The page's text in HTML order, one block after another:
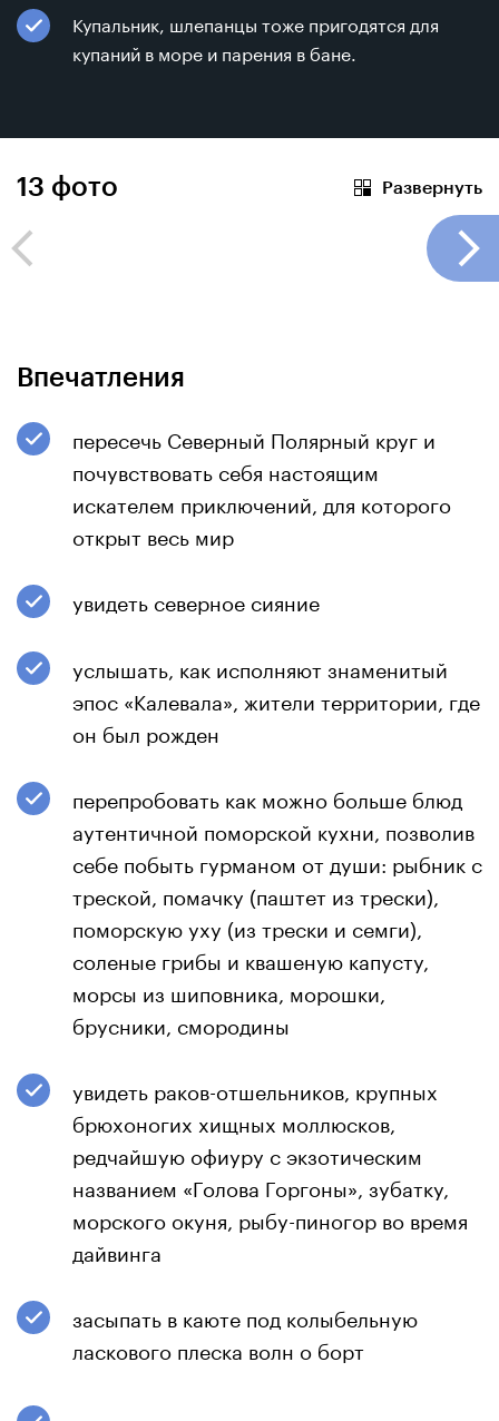
Купальник, шлепанцы тоже пригодятся для
купаний в море и парения в бане.
13 фото Развернуть
Впечатления
пересечь Северный Полярный круг и
почувствовать себя настоящим
искателем приключений, для которого
открыт весь мир
увидеть северное сияние
услышать, как исполняют знаменитый
эпос «Калевала», жители территории, где
он был рожден
перепробовать как можно больше блюд
аутентичной поморской кухни, позволив
себе побыть гурманом от души: рыбник с
треской, помачку (паштет из трески),
поморскую уху (из трески и семги),
соленые грибы и квашеную капусту,
морсы из шиповника, морошки,
брусники, смородины
увидеть раков-отшельников, крупных
брюхоногих хищных моллюсков,
редчайшую офиуру с экзотическим
названием «Голова Горгоны», зубатку,
морского окуня, рыбу-пиногор во время
дайвинга
засыпать в каюте под колыбельную
ласкового плеска волн о борт